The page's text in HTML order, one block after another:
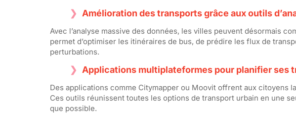
Amélioration des transports grâce aux outils
Avec l’analyse massive des données, les villes peuvent désormais
permet d’optimiser les itinéraires de bus, de prédire les flux de
perturbations.
Applications multiplateformes pour planifier ses
Des applications comme Citymapper ou Moovit offrent aux citoyens
Ces outils réunissent toutes les options de transport urbain en une
que possible.